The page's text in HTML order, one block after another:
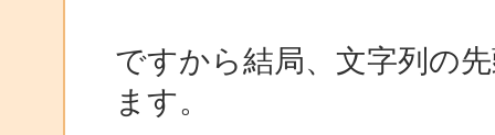
ですから結局、文字列の
ます。